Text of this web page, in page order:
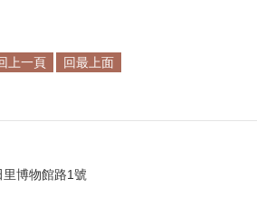
上一頁 回最上面
博物館路1號